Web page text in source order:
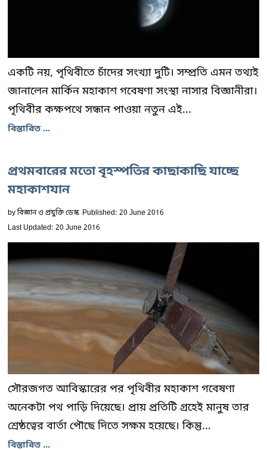
একটি নয়, পৃথিবীতে চাঁদের সংখ্যা দুটি। সম্প্রতি এমন তথ্যই
জানালেন মার্কিন মহাকাশ গবেষণা সংস্থা নাসার বিজ্ঞানীরা।
পৃথিবীর কক্ষপথে সন্ধান পাওয়া নতুন এই...
বিস্তারিত ...
প্রথমবারের মতো বৃহস্পতির কাছাকাছি যাচ্ছে
মহাকাশযান
byবিজ্ঞান ও প্রযুক্তি ডেস্ক Published: 20 June 2016
Last Updated: 20 June 2016
সৌরজগত আবিস্কারের পর পৃথিবীর মহাকাশ গবেষণা
অনেকটা পথ পাড়ি দিয়েছে। প্রায় প্রতিটি গ্রহেই মানুষ তার
শ্রেষ্ঠত্বের বার্তা পৌছে দিতে সক্ষম হয়েছে। কিন্তু...
বিস্তারিত ...